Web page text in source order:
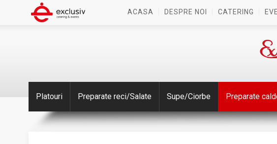
ACASA DESPRE NOI CATERING
Platouri Preparate reci/Salate Supe/Ciorbe Preparate